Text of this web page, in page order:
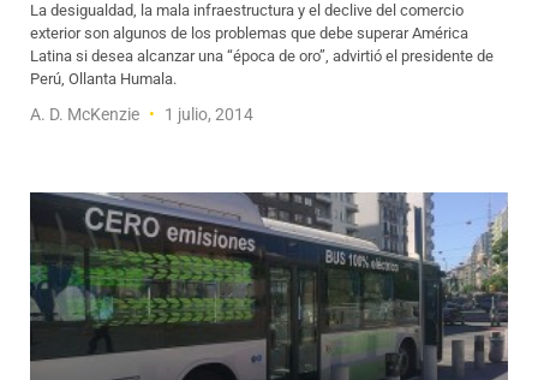
La desigualdad, la mala infraestructura y el declive del comercio
exterior son algunos de los problemas que debe superar América
Latina si desea alcanzar una “época de oro”, advirtió el presidente de
Perú, Ollanta Humala.
A. D. McKenzie 1 julio, 2014